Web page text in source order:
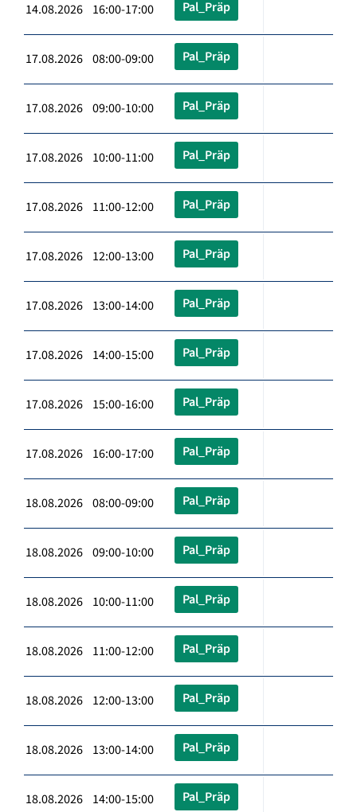
14.08.2026 16:00-17:00 Pal_Präp
17.08.2026 08:00-09:00 Pal_Präp
17.08.2026 09:00-10:00 Pal_Präp
17.08.2026 10:00-11:00 Pal_Präp
17.08.2026 11:00-12:00 Pal_Präp
17.08.2026 12:00-13:00 Pal_Präp
17.08.2026 13:00-14:00 Pal_Präp
17.08.2026 14:00-15:00 Pal_Präp
17.08.2026 15:00-16:00 Pal_Präp
17.08.2026 16:00-17:00 Pal_Präp
18.08.2026 08:00-09:00 Pal_Präp
18.08.2026 09:00-10:00 Pal_Präp
18.08.2026 10:00-11:00 Pal_Präp
18.08.2026 11:00-12:00 Pal_Präp
18.08.2026 12:00-13:00 Pal_Präp
18.08.2026 13:00-14:00 Pal_Präp
18.08.2026 14:00-15:00 Pal_Präp